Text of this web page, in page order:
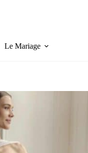
Le Mariage